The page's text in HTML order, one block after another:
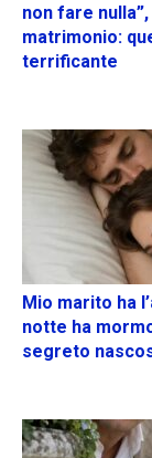
non fare
matrimonio:
terrificante
Mio marito ha
notte ha
segreto